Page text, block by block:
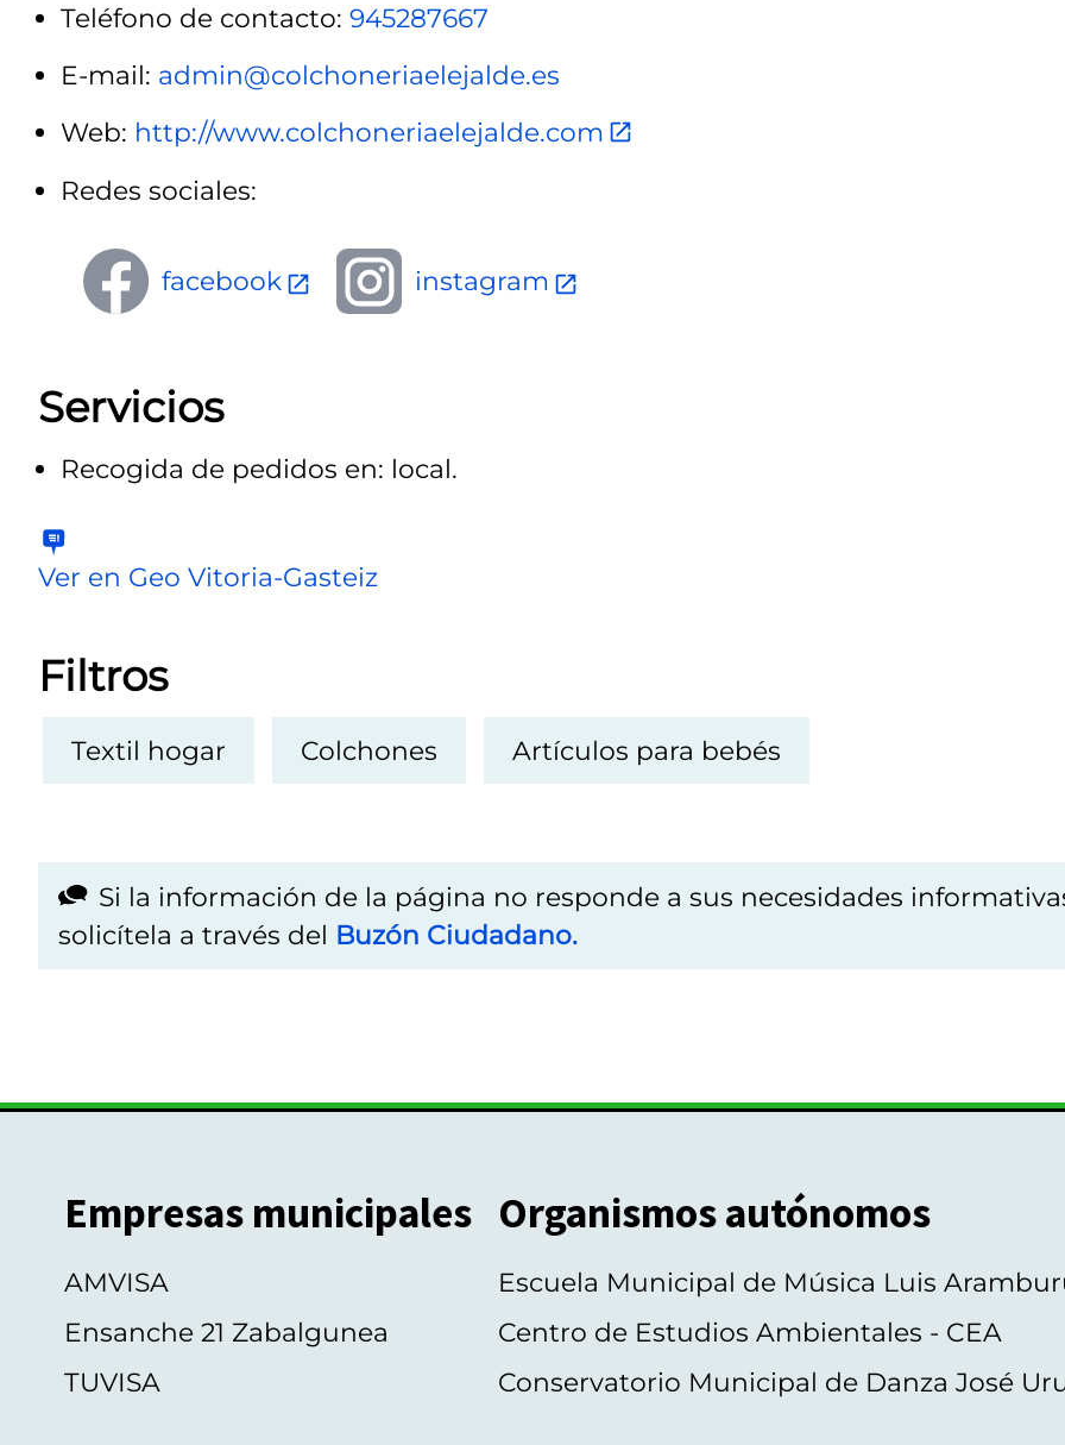
Teléfono de contacto: 945287667
E-mail: admin@colchoneriaelejalde.es
Web: http://www.colchoneriaelejalde.com
Redes sociales:
facebook instagram
Servicios
Recogida de pedidos en: local.
Ver en Geo Vitoria-Gasteiz
Filtros
Textil hogar Colchones Artículos para bebés
Si la información de la página no responde a sus necesidades
solicítela a través del Buzón Ciudadano.
Empresas municipales
AMVISA
Ensanche 21 Zabalgunea
TUVISA
Organismos autónomos
Escuela Municipal de Música Luis
Centro de Estudios Ambientales - CEA
Conservatorio Municipal de Danza José